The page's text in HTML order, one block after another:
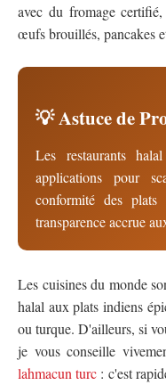
avec du fromage
œufs brouillés, pancakes
💡 Astuce de
Les restaurants
applications pour
conformité des
transparence accrue
Les cuisines du monde
halal aux plats indiens
ou turque. D'ailleurs, si
je vous conseille
lahmacun turc : c'est